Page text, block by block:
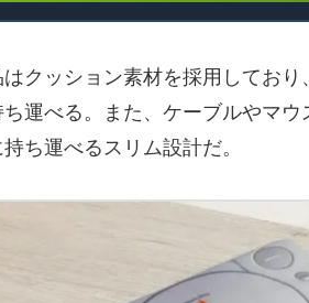
クッション素材を採用してお
運べる。また、ケーブルやマ
ち運べるスリム設計だ。